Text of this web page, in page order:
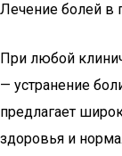
Лечение болей в
При любой
— устранение
предлагает
здоровья и